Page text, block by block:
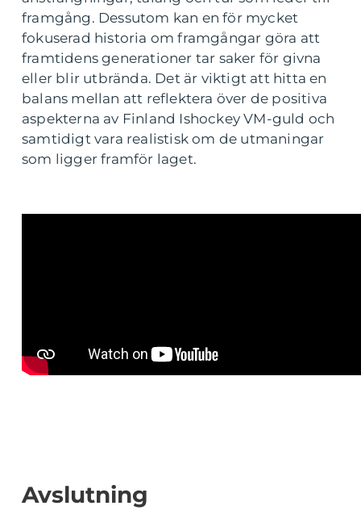
framgång. Dessutom kan en för mycket
fokuserad historia om framgångar göra att
framtidens generationer tar saker för givna
eller blir utbrända. Det är viktigt att hitta en
balans mellan att reflektera över de positiva
aspekterna av Finland Ishockey VM-guld och
samtidigt vara realistisk om de utmaningar
som ligger framför laget.
Avslutning